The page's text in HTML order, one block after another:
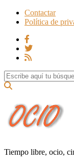
Contactar
Política de
Search for:
Tiempo libre, ocio,